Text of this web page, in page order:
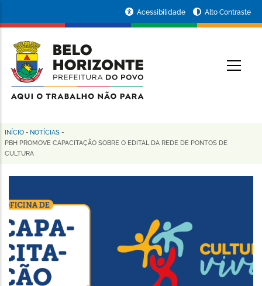
conteúdo
principal
da
Prefeitura
de
Horizonte
Acessibilidade Alto Contraste
Trilha
de
navegação
INÍCIO - NOTÍCIAS -
PBH PROMOVE CAPACITAÇÃO SOBRE O EDITAL DA REDE DE PONTOS DE
CULTURA